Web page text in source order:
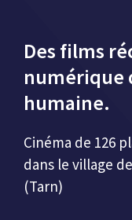
Des films
numérique
humaine.
Cinéma de 126
dans le village
(Tarn)